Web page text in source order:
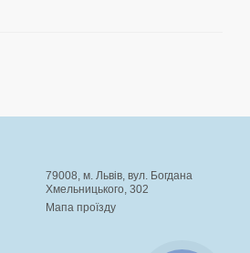
79008, м. Львів, вул. Богдана
Хмельницького, 302
Мапа проїзду